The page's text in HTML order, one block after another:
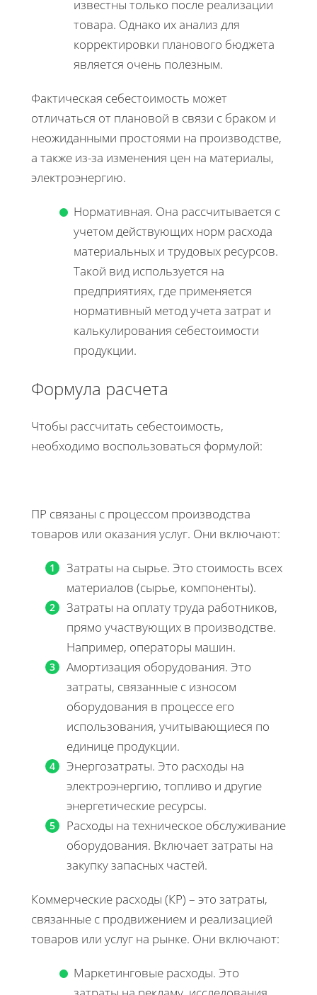
известны только после реализации
товара. Однако их анализ для
корректировки планового бюджета
является очень полезным.
Фактическая себестоимость может
отличаться от плановой в связи с браком и
неожиданными простоями на производстве,
а также из-за изменения цен на материалы,
электроэнергию.
Нормативная. Она рассчитывается с
учетом действующих норм расхода
материальных и трудовых ресурсов.
Такой вид используется на
предприятиях, где применяется
нормативный метод учета затрат и
калькулирования себестоимости
продукции.
Формула расчета
Чтобы рассчитать себестоимость,
необходимо воспользоваться формулой:
ПР связаны с процессом производства
товаров или оказания услуг. Они включают:
Затраты на сырье. Это стоимость всех
материалов (сырье, компоненты).
Затраты на оплату труда работников,
прямо участвующих в производстве.
Например, операторы машин.
Амортизация оборудования. Это
затраты, связанные с износом
оборудования в процессе его
использования, учитывающиеся по
единице продукции.
Энергозатраты. Это расходы на
электроэнергию, топливо и другие
энергетические ресурсы.
Расходы на техническое обслуживание
оборудования. Включает затраты на
закупку запасных частей.
Коммерческие расходы (КР) – это затраты,
связанные с продвижением и реализацией
товаров или услуг на рынке. Они включают:
Маркетинговые расходы. Это